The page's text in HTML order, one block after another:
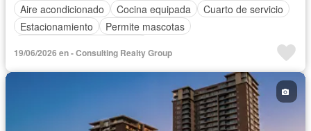
Aire acondicionado
Cocina equipada
Cuarto de servicio
Estacionamiento
Permite mascotas
19/06/2026 en - Consulting Realty Group